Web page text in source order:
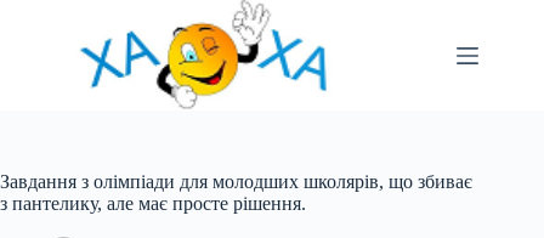
Завдання з олімпіади для молодших школярів, що збиває
з пантелику, але має просте рішення.